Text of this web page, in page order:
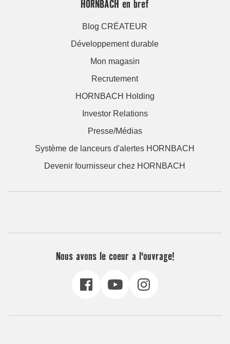
HORNBACH en bref
Blog CRÉATEUR
Développement durable
Mon magasin
Recrutement
HORNBACH Holding
Investor Relations
Presse/Médias
Système de lanceurs d'alertes HORNBACH
Devenir fournisseur chez HORNBACH
Nous avons le coeur a l'ouvrage!